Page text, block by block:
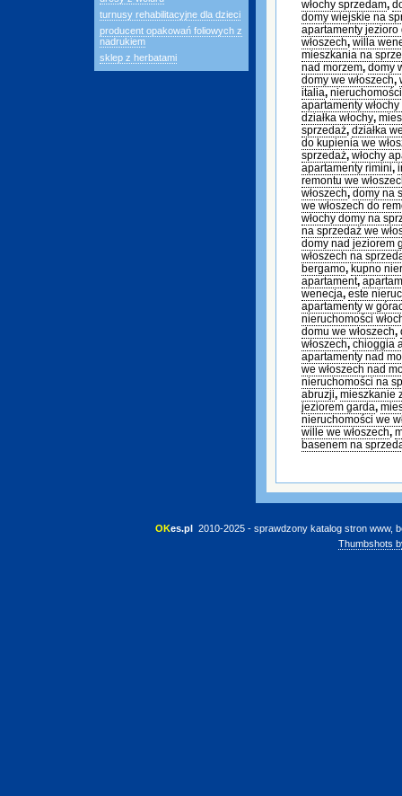
turnusy rehabilitacyjne dla dzieci
producent opakowań foliowych z
nadrukiem
sklep z herbatami
włochy sprzedam,
domy wiejskie na
apartamenty jezioro
włoszech, willa
mieszkania na
nad morzem, domy
domy we włoszech,
italia,
apartamenty
działka włochy,
sprzedaż, działka
do kupienia we
sprzedaż, włochy
apartamenty rimini,
remontu we
włoszech, domy na
we włoszech do
włochy domy na
na sprzedaż we
domy nad jeziorem
włoszech na
bergamo, kupno
apartament,
wenecja, este
apartamenty w
nieruchomości
domu we włoszech,
włoszech, chioggia
apartamenty nad
we włoszech nad
nieruchomości na
abruzji, mieszkanie
jeziorem garda,
nieruchomości we
wille we włoszech,
basenem na
OKes.pl 2010-2025 - sprawdzony katalog stron www,
Thumbshots